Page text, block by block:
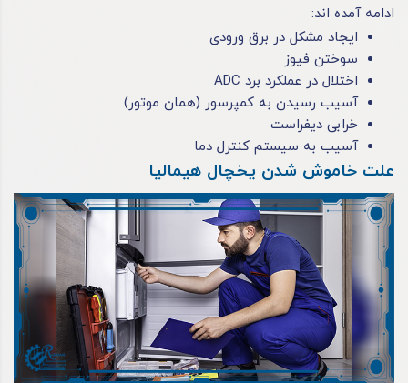
ادامه آمده‌ اند:
ایجاد مشکل در برق ورودی
سوختن فیوز
اختلال در عملکرد برد ADC
آسیب رسیدن به کمپرسور (همان موتور)
خرابی دیفراست
آسیب به سیستم کنترل دما
علت خاموش شدن یخچال هیمالیا